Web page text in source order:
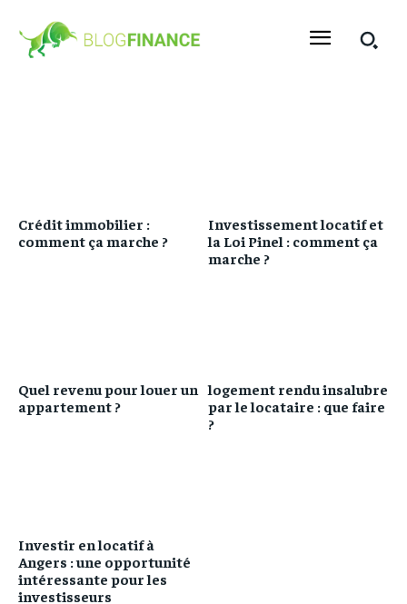
Crédit immobilier :
comment ça marche ?
Investissement locatif et
la Loi Pinel : comment ça
marche ?
Quel revenu pour louer un
appartement ?
logement rendu insalubre
par le locataire : que faire
?
Investir en locatif à
Angers : une opportunité
intéressante pour les
investisseurs